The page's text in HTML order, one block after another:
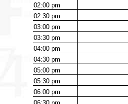
02:00pm
02:30pm
03:00pm
03:30pm
04:00pm
04:30pm
05:00pm
05:30pm
06:00pm